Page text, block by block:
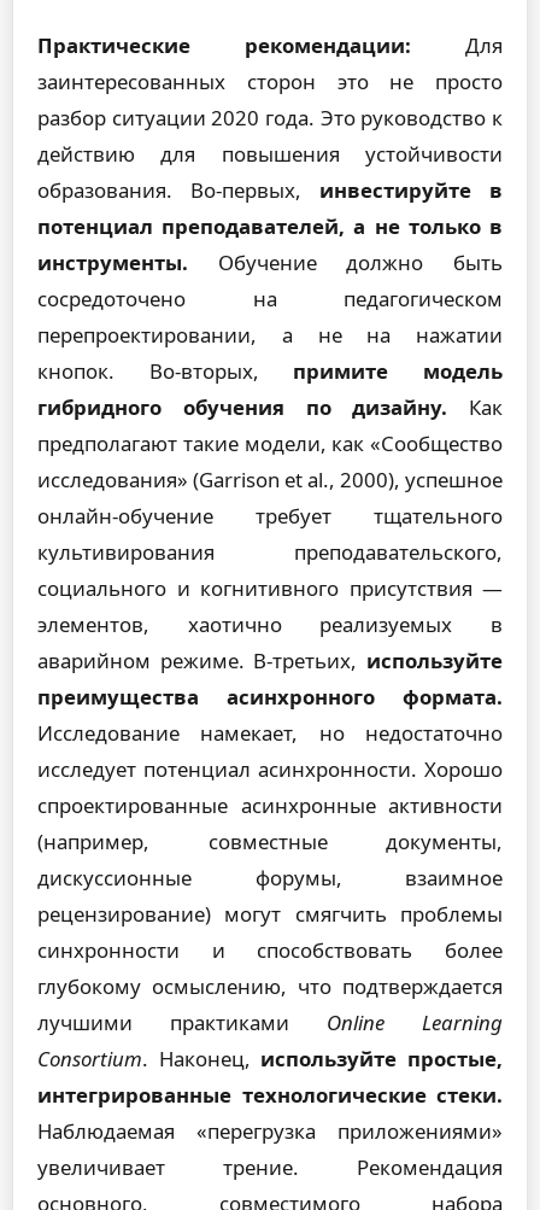
Практические рекомендации: Для
заинтересованных сторон это не просто
разбор ситуации 2020 года. Это руководство к
действию для повышения устойчивости
образования. Во-первых, инвестируйте в
потенциал преподавателей, а не только в
инструменты. Обучение должно быть
сосредоточено на педагогическом
перепроектировании, а не на нажатии
кнопок. Во-вторых, примите модель
гибридного обучения по дизайну. Как
предполагают такие модели, как «Сообщество
исследования» (Garrison et al., 2000), успешное
онлайн-обучение требует тщательного
культивирования преподавательского,
социального и когнитивного присутствия —
элементов, хаотично реализуемых в
аварийном режиме. В-третьих, используйте
преимущества асинхронного формата.
Исследование намекает, но недостаточно
исследует потенциал асинхронности. Хорошо
спроектированные асинхронные активности
(например, совместные документы,
дискуссионные форумы, взаимное
рецензирование) могут смягчить проблемы
синхронности и способствовать более
глубокому осмыслению, что подтверждается
лучшими практиками Online Learning
Consortium. Наконец, используйте простые,
интегрированные технологические стеки.
Наблюдаемая «перегрузка приложениями»
увеличивает трение. Рекомендация
основного, совместимого набора